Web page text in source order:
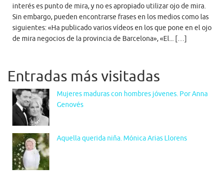
interés es punto de mira, y no es apropiado utilizar ojo de mira.
Sin embargo, pueden encontrarse frases en los medios como las
siguientes: «Ha publicado varios vídeos en los que pone en el ojo
de mira negocios de la provincia de Barcelona», «El... […]
Entradas más visitadas
Mujeres maduras con hombres jóvenes. Por Anna
Genovés
Aquella querida niña. Mónica Arias Llorens